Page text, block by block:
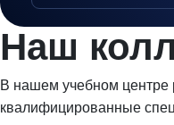
Наш
В нашем учебном центре
квалифицированные